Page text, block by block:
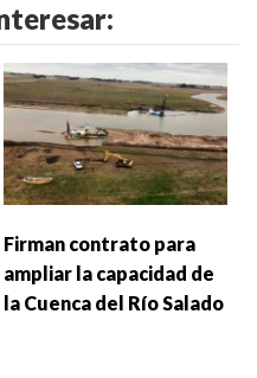
Firman contrato para
ampliar la capacidad de
la Cuenca del Río Salado